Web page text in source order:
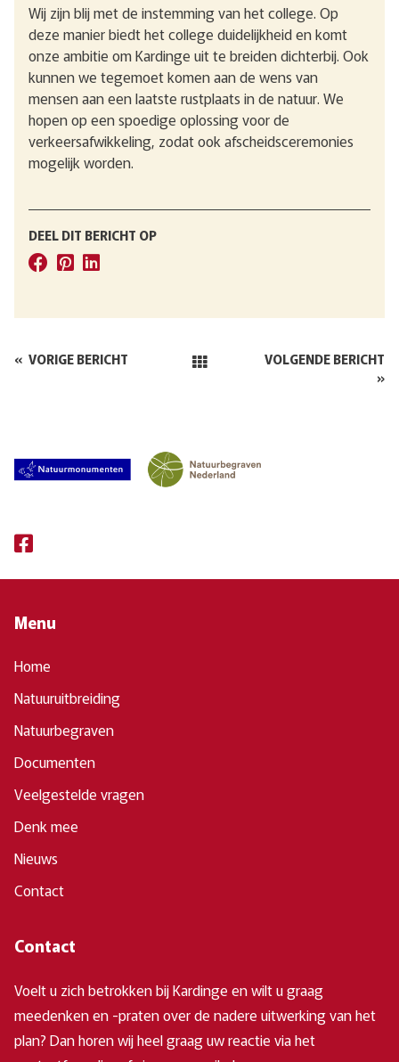
Wij zijn blij met de instemming van het college. Op
deze manier biedt het college duidelijkheid en komt
onze ambitie om Kardinge uit te breiden dichterbij. Ook
kunnen we tegemoet komen aan de wens van
mensen aan een laatste rustplaats in de natuur. We
hopen op een spoedige oplossing voor de
verkeersafwikkeling, zodat ook afscheidsceremonies
mogelijk worden.
DEEL DIT BERICHT OP
« VORIGE BERICHT
VOLGENDE BERICHT
»
Menu
Home
Natuuruitbreiding
Natuurbegraven
Documenten
Veelgestelde vragen
Denk mee
Nieuws
Contact
Contact
Voelt u zich betrokken bij Kardinge en wilt u graag
meedenken en -praten over de nadere uitwerking van het
plan? Dan horen wij heel graag uw reactie via het